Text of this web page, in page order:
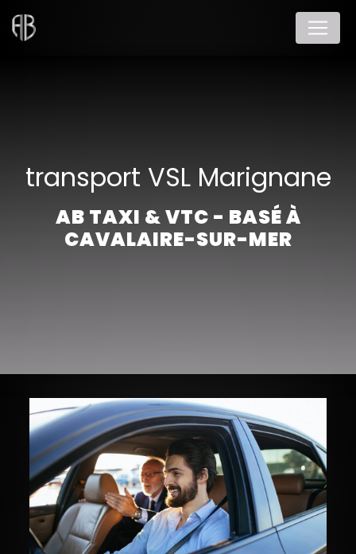
transport VSL Marignane
AB TAXI & VTC - BASÉ À
CAVALAIRE-SUR-MER